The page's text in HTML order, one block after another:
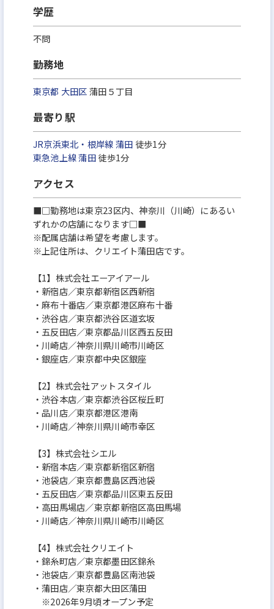
学歴
不問
勤務地
東京都 大田区蒲田５丁目
最寄り駅
JR京浜東北・根岸線蒲田 徒歩1分
東急池上線蒲田徒歩1分
アクセス
■□勤務地は東京23区内、神奈川（川崎）にあるい
ずれかの店舗になります□■
※配属店舗は希望を考慮します。
※上記住所は、クリエイト蒲田店です。
【1】株式会社エーアイアール
・新宿店／東京都新宿区西新宿
・麻布十番店／東京都港区麻布十番
・渋谷店／東京都渋谷区道玄坂
・五反田店／東京都品川区西五反田
・川崎店／神奈川県川崎市川崎区
・銀座店／東京都中央区銀座
【2】株式会社アットスタイル
・渋谷本店／東京都渋谷区桜丘町
・品川店／東京都港区港南
・川崎店／神奈川県川崎市幸区
【3】株式会社シエル
・新宿本店／東京都新宿区新宿
・池袋店／東京都豊島区西池袋
・五反田店／東京都品川区東五反田
・高田馬場店／東京都新宿区高田馬場
・川崎店／神奈川県川崎市川崎区
【4】株式会社クリエイト
・錦糸町店／東京都墨田区錦糸
・池袋店／東京都豊島区南池袋
・蒲田店／東京都大田区蒲田
※2026年9月頃オープン予定